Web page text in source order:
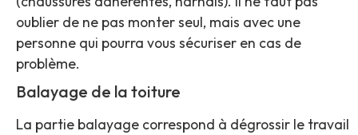
oublier de ne pas monter seul, mais avec une
personne qui pourra vous sécuriser en cas de
problème.
Balayage de la toiture
La partie balayage correspond à dégrossir le travail